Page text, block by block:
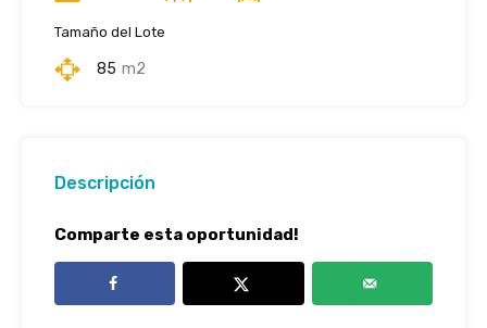
Tamaño del Lote
85 m2
Descripción
Comparte esta oportunidad!